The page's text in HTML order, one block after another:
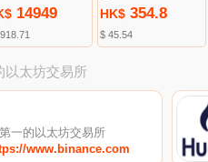
14949 HK$354.8
$ 45.54
以太坊交易所
一的以太坊交易所
www.binance.com